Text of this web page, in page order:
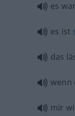
es war
es ist
das
wenn
mir